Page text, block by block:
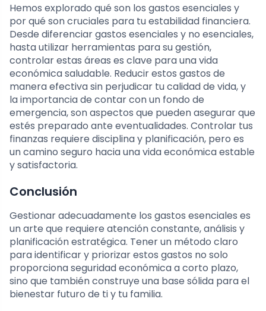
Hemos explorado qué son los gastos esenciales y
por qué son cruciales para tu estabilidad financiera.
Desde diferenciar gastos esenciales y no esenciales,
hasta utilizar herramientas para su gestión,
controlar estas áreas es clave para una vida
económica saludable. Reducir estos gastos de
manera efectiva sin perjudicar tu calidad de vida, y
la importancia de contar con un fondo de
emergencia, son aspectos que pueden asegurar que
estés preparado ante eventualidades. Controlar tus
finanzas requiere disciplina y planificación, pero es
un camino seguro hacia una vida económica estable
y satisfactoria.
Conclusión
Gestionar adecuadamente los gastos esenciales es
un arte que requiere atención constante, análisis y
planificación estratégica. Tener un método claro
para identificar y priorizar estos gastos no solo
proporciona seguridad económica a corto plazo,
sino que también construye una base sólida para el
bienestar futuro de ti y tu familia.